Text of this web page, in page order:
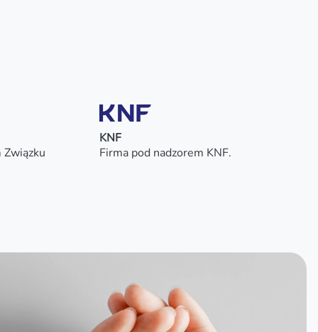
Związku
KNF
Firma pod nadzorem KNF.